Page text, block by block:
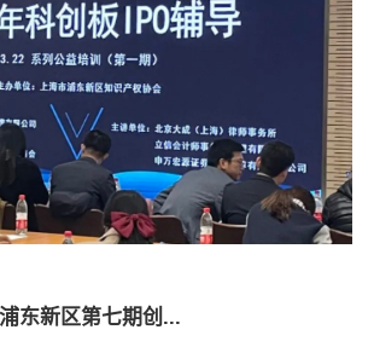
东新区第七期创...